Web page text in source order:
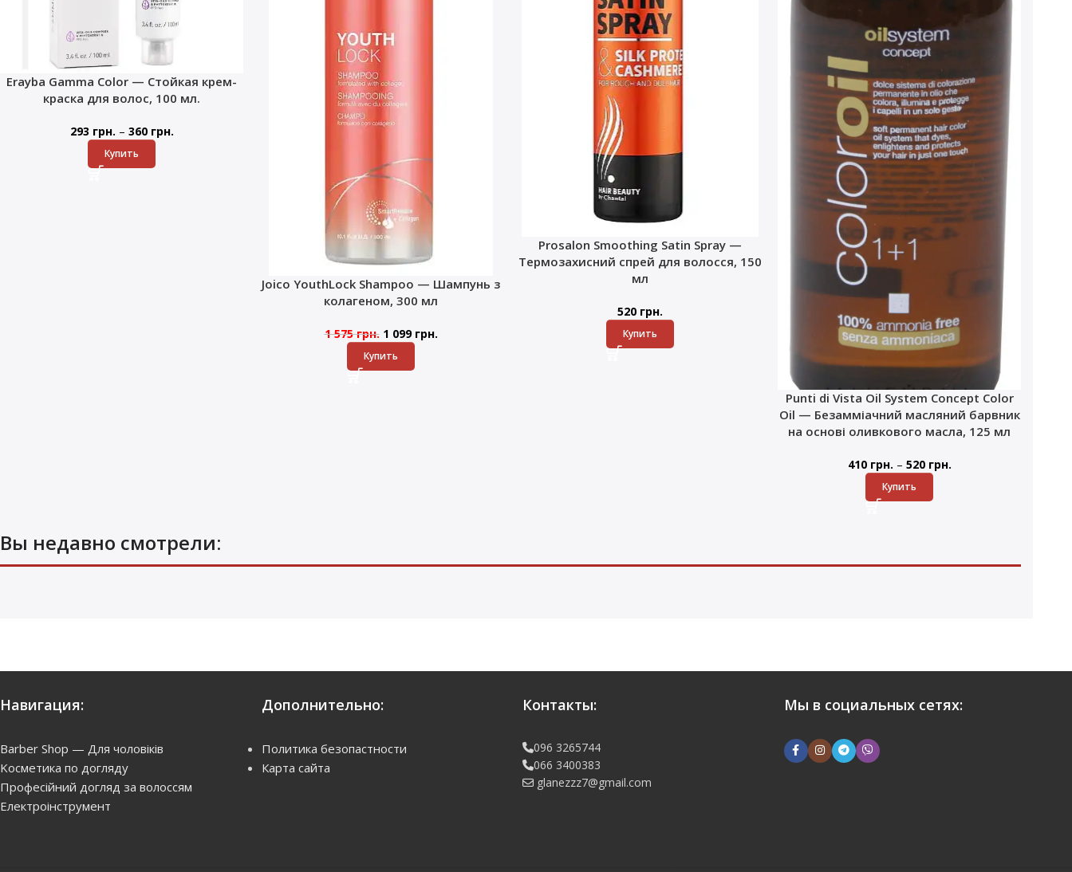
Erayba Gamma Color — Стойкая крем-
краска для волос, 100 мл.
293 грн. – 360 грн.
Купить
Joico YouthLock Shampoo — Шампунь з
колагеном, 300 мл
1 575грн. 1 099 грн.
Купить
Prosalon Smoothing Satin Spray —
Термозахисний спрей для волосся, 150
мл
520 грн.
Купить
Punti di Vista Oil System Concept Color
Oil — Безамміачний масляний барвник
на основі оливкового масла, 125 мл
410 грн. – 520 грн.
Купить
Вы недавно смотрели:
Навигация:
Barber Shop — Для чоловіків
Kосметика по догляду
Професійний догляд за волоссям
Електроінструмент
Дополнительно:
Политика безопастности
Карта сайта
Контакты:
096 3265744
066 3400383
glanezzz7@gmail.com
Мы в социальных сетях: